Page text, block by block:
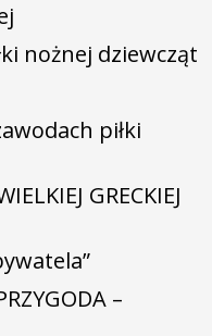
nożnej dziewcząt
piłki
GRECKIEJ
–